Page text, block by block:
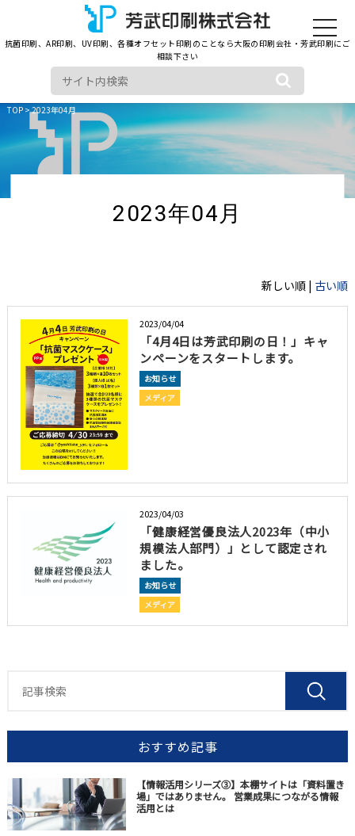
抗菌印刷、AR印刷、UV印刷、各種オフセット印刷のことなら大阪の印刷会社・芳武印刷にご
相談下さい
toggle
TOP> 2023年04月
2023年04月
新しい順 | 古い順
2023/04/04
「4月4日は芳武印刷の日！」キャ
ンペーンをスタートします。
お知らせ
メディア
2023/04/03
「健康経営優良法人2023年（中小
規模法人部門）」として認定され
ました。
お知らせ
メディア
おすすめ記事
【情報活用シリーズ③】本棚サイトは「資料置き
場」ではありません。 営業成果につながる情報
活用とは